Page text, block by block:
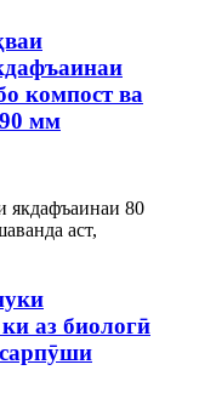
компост ва
мм
аз биологӣ